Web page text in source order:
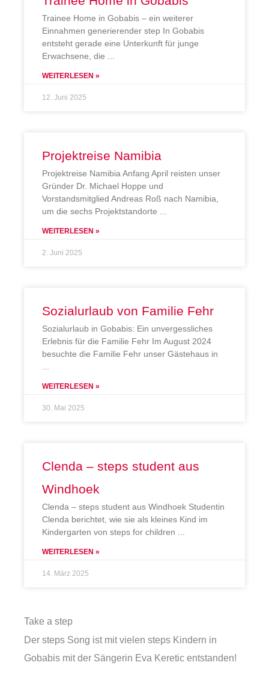
Trainee Home in Gobabis – ein weiterer
Einnahmen generierender step In Gobabis
entsteht gerade eine Unterkunft für junge
Erwachsene, die
WEITERLESEN »
12. Juni 2025
Projektreise Namibia
Projektreise Namibia Anfang April reisten unser
Gründer Dr. Michael Hoppe und
Vorstandsmitglied Andreas Roß nach Namibia,
um die sechs Projektstandorte
WEITERLESEN »
2. Juni 2025
Sozialurlaub von Familie Fehr
Sozialurlaub in Gobabis: Ein unvergessliches
Erlebnis für die Familie Fehr Im August 2024
besuchte die Familie Fehr unser Gästehaus in
WEITERLESEN »
30. Mai 2025
Clenda – steps student aus
Windhoek
Clenda – steps student aus Windhoek Studentin
Clenda berichtet, wie sie als kleines Kind im
Kindergarten von steps for children
WEITERLESEN »
14. März 2025
Take a step
Der steps Song ist mit vielen steps Kindern in
Gobabis mit der Sängerin Eva Keretic entstanden!